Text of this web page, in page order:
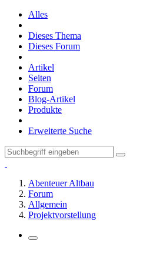
Alles
Dieses Thema
Dieses Forum
Artikel
Seiten
Forum
Blog-Artikel
Produkte
Erweiterte Suche
Abenteuer Altbau
Forum
Allgemein
Projektvorstellung